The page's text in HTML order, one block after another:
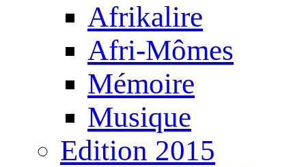
Afrikalire
Afri-Mômes
Mémoire
Musique
Edition 2015